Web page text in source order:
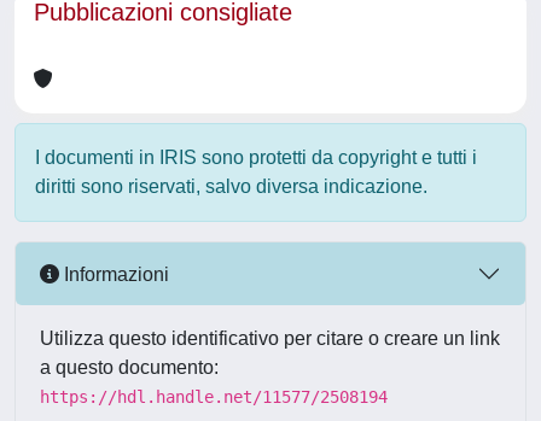
Pubblicazioni consigliate
I documenti in IRIS sono protetti da copyright e tutti i
diritti sono riservati, salvo diversa indicazione.
Informazioni
Utilizza questo identificativo per citare o creare un link
a questo documento:
https://hdl.handle.net/11577/2508194